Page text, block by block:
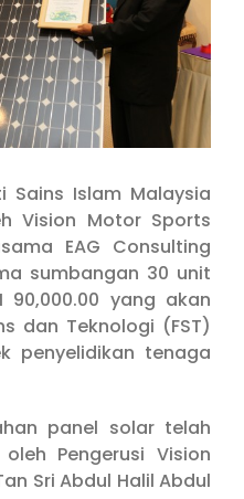
Sains Islam Malaysia
Vision Motor Sports
EAG Consulting
sumbangan 30 unit
90,000.00 yang akan
dan Teknologi (FST)
penyelidikan tenaga
panel solar telah
Pengerusi Vision
Sri Abdul Halil Abdul